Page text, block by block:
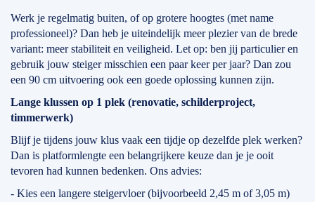
Werk je regelmatig buiten, of op grotere hoogtes (met name
professioneel)? Dan heb je uiteindelijk meer plezier van de brede
variant: meer stabiliteit en veiligheid. Let op: ben jij particulier en
gebruik jouw steiger misschien een paar keer per jaar? Dan zou
een 90 cm uitvoering ook een goede oplossing kunnen zijn.
Lange klussen op 1 plek (renovatie, schilderproject,
timmerwerk)
Blijf je tijdens jouw klus vaak een tijdje op dezelfde plek werken?
Dan is platformlengte een belangrijkere keuze dan je je ooit
tevoren had kunnen bedenken. Ons advies:
- Kies een langere steigervloer (bijvoorbeeld 2,45 m of 3,05 m)